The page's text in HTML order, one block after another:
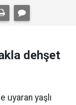
dehşet
uyaran yaşlı